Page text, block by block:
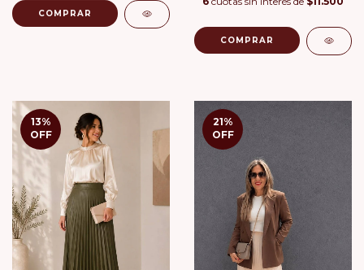
COMPRAR
COMPRAR
13%
OFF
21%
OFF